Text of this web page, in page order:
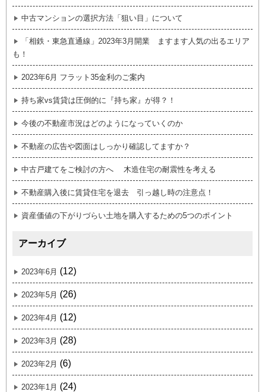
中古マンションの選択方法「狙い目」について
「相鉄・東急直通線」2023年3月開業 ますます人気の出るエリア
も！
2023年6月 フラット35金利のご案内
持ち家vs賃貸は圧倒的に『持ち家』が得？！
今後の不動産市況はどのようになっていくのか
不動産の広告や図面はしっかり確認してますか？
中古戸建てをご検討の方へ 木造住宅の耐震性を考える
不動産購入後に賃貸住宅を退去 引っ越し時の注意点！
資産価値の下がりづらい土地を購入するための5つのポイント
アーカイブ
2023年6月 (12)
2023年5月 (26)
2023年4月 (12)
2023年3月 (28)
2023年2月 (6)
2023年1月 (24)